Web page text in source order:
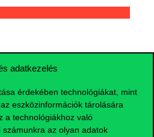
adatkezelés
érdekében technológiákat, mint
eszközinformációk tárolására
a technológiákhoz való
az olyan adatok